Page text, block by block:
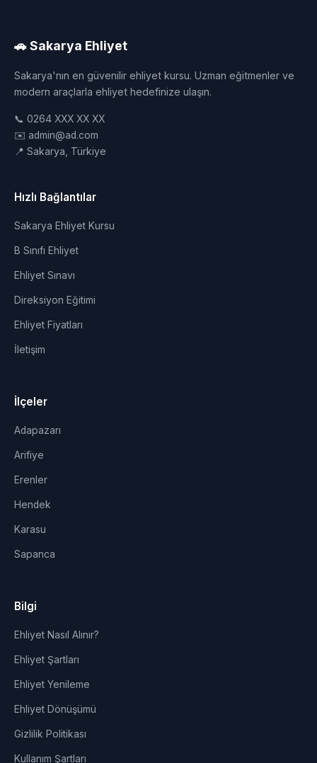
🚗 Sakarya Ehliyet
Sakarya'nın en güvenilir ehliyet kursu. Uzman eğitmenler ve
modern araçlarla ehliyet hedefinize ulaşın.
📞 0264 XXX XX XX
✉️ admin@ad.com
📍 Sakarya, Türkiye
Hızlı Bağlantılar
Sakarya Ehliyet Kursu
B Sınıfı Ehliyet
Ehliyet Sınavı
Direksiyon Eğitimi
Ehliyet Fiyatları
İletişim
İlçeler
Adapazarı
Arifiye
Erenler
Hendek
Karasu
Sapanca
Bilgi
Ehliyet Nasıl Alınır?
Ehliyet Şartları
Ehliyet Yenileme
Ehliyet Dönüşümü
Gizlilik Politikası
Kullanım Şartları